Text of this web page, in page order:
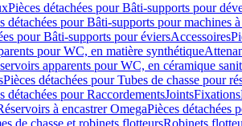
Pièces détachées pour Bâti-supports pour
détachées pour Bâti-supports pour machines
pour Bâti-supports pour éviersAccessoires
pour WC, en matière synthétique
apparents pour WC, en céramique
Pièces détachées pour Tubes de chasse pour
détachées pour RaccordementsJointsFixations
à encastrer OmegaPièces détachées
de chasse et robinets flotteursRobinets